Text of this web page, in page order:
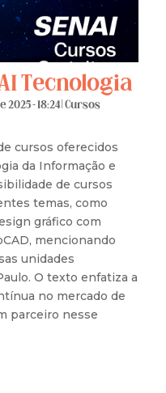
Tecnologia
2025 - 18:24 |Cursos
cursos oferecidos
da Informação e
de cursos
temas, como
gráfico com
mencionando
unidades
O texto enfatiza a
no mercado de
parceiro nesse